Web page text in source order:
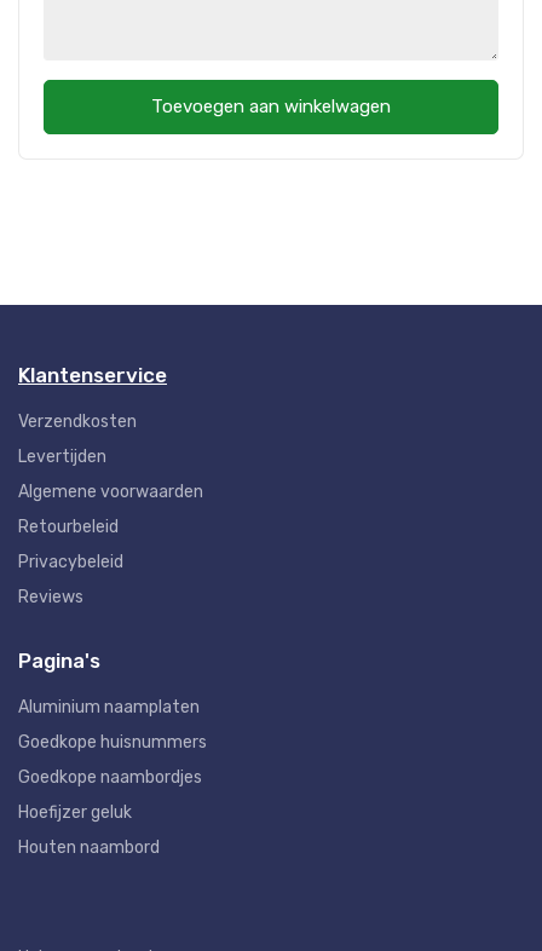
Toevoegen aan winkelwagen
Klantenservice
Verzendkosten
Levertijden
Algemene voorwaarden
Retourbeleid
Privacybeleid
Reviews
Pagina's
Aluminium naamplaten
Goedkope huisnummers
Goedkope naambordjes
Hoefijzer geluk
Houten naambord